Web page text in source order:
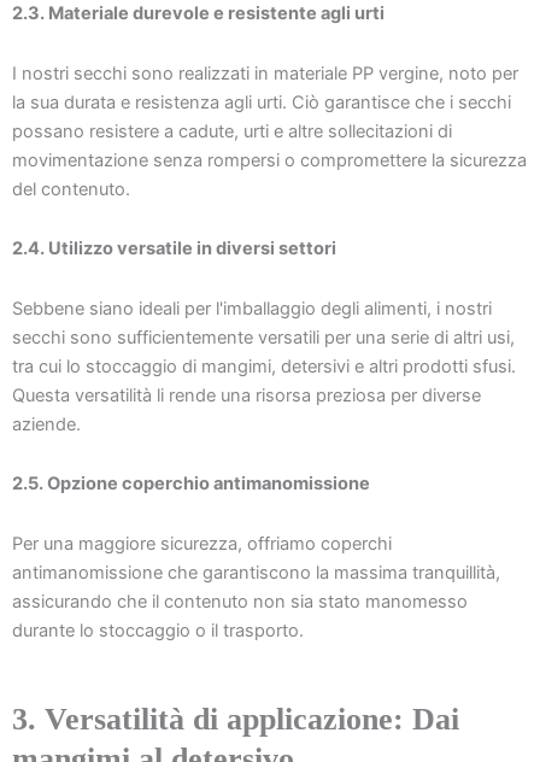
2.3. Materiale durevole e resistente agli urti
I nostri secchi sono realizzati in materiale PP vergine, noto per
la sua durata e resistenza agli urti. Ciò garantisce che i secchi
possano resistere a cadute, urti e altre sollecitazioni di
movimentazione senza rompersi o compromettere la sicurezza
del contenuto.
2.4. Utilizzo versatile in diversi settori
Sebbene siano ideali per l'imballaggio degli alimenti, i nostri
secchi sono sufficientemente versatili per una serie di altri usi,
tra cui lo stoccaggio di mangimi, detersivi e altri prodotti sfusi.
Questa versatilità li rende una risorsa preziosa per diverse
aziende.
2.5. Opzione coperchio antimanomissione
Per una maggiore sicurezza, offriamo coperchi
antimanomissione che garantiscono la massima tranquillità,
assicurando che il contenuto non sia stato manomesso
durante lo stoccaggio o il trasporto.
3. Versatilità di applicazione: Dai